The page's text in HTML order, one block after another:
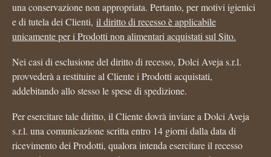
una conservazione non appropriata. Pertanto, per motivi igienici
e di tutela dei Clienti, il diritto di recesso è applicabile
unicamente per i Prodotti non alimentari acquistati sul Sito.
Nei casi di esclusione del diritto di recesso, Dolci Aveja s.r.l.
provvederà a restituire al Cliente i Prodotti acquistati,
addebitando allo stesso le spese di spedizione.
Per esercitare tale diritto, il Cliente dovrà inviare a Dolci Aveja
s.r.l. una comunicazione scritta entro 14 giorni dalla data di
ricevimento dei Prodotti, qualora intenda esercitare il recesso